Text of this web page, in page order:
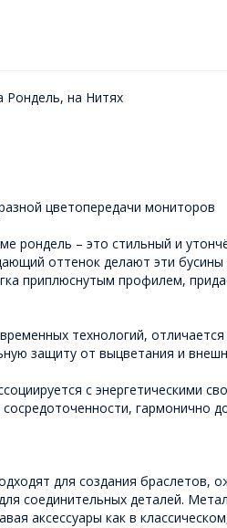
Рондель, на Нитях
цветопередачи мониторов
рондель – это стильный и
оттенок делают эти
приплюснутым профилем,
технологий,
защиту от выцветания и
с энергетическими
гармонично
для создания браслетов,
соединительных деталей.
аксессуары как в